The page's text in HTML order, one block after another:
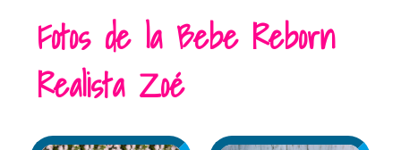
Fotos de la Bebe Reborn
Realista Zoé